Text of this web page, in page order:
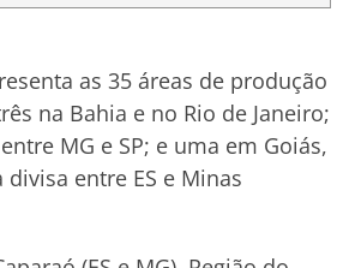
as 35 áreas de produção
na Bahia e no Rio de Janeiro;
MG e SP; e uma em Goiás,
entre ES e Minas